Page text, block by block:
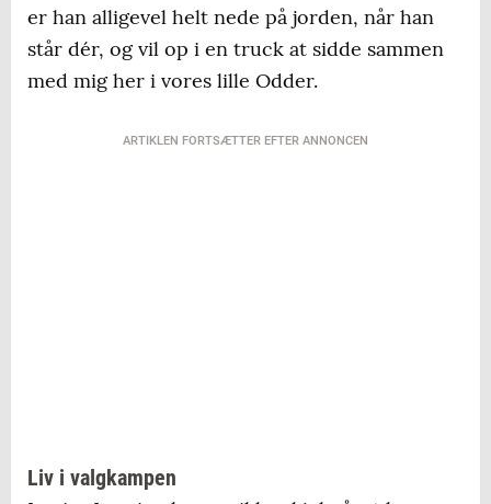
er han alligevel helt nede på jorden, når han
står dér, og vil op i en truck at sidde sammen
med mig her i vores lille Odder.
ARTIKLEN FORTSÆTTER EFTER ANNONCEN
Liv i valgkampen